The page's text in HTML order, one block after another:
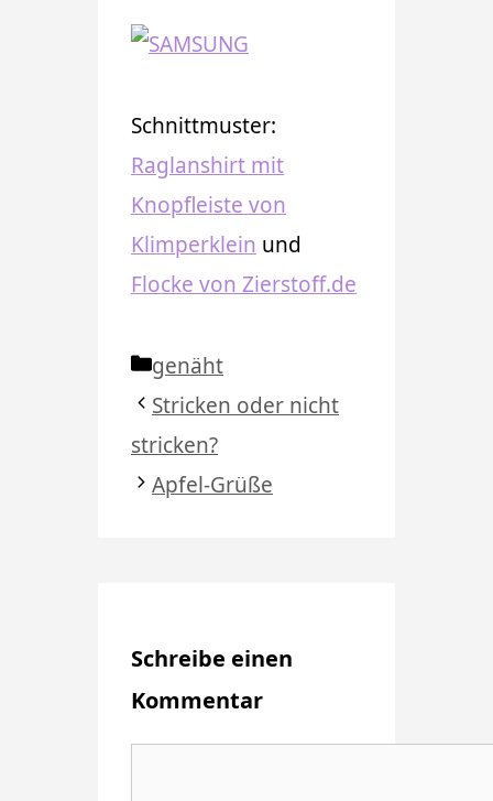
Schnittmuster:
Raglanshirt mit
Knopfleiste von
Klimperklein und
Flocke von Zierstoff.de
Kategorien
genäht
Stricken oder nicht
stricken?
Apfel-Grüße
Schreibe einen
Kommentar